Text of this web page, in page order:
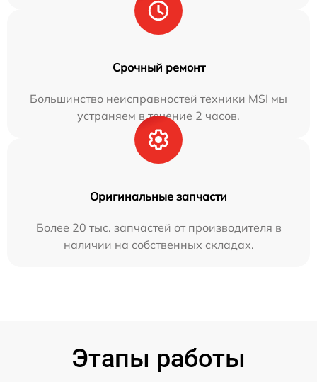
Срочный ремонт
Большинство неисправностей техники MSI мы
устраняем в течение 2 часов.
Оригинальные запчасти
Более 20 тыс. запчастей от производителя в
наличии на собственных складах.
Этапы работы